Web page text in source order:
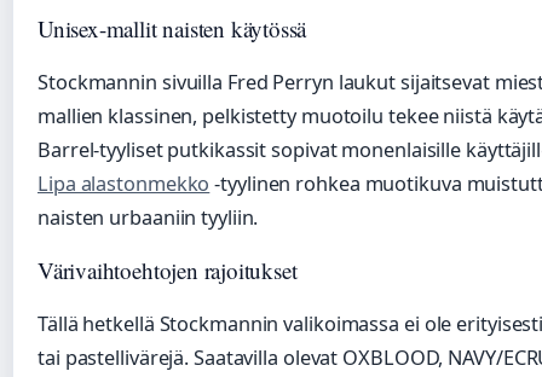
Unisex-mallit naisten käytössä
Stockmannin sivuilla Fred Perryn laukut sijaitsevat
mallien klassinen, pelkistetty muotoilu tekee niistä
Barrel-tyyliset putkikassit sopivat monenlaisille
Lipa alastonmekko -tyylinen rohkea muotikuva
naisten urbaaniin tyyliin.
Värivaihtoehtojen rajoitukset
Tällä hetkellä Stockmannin valikoimassa ei ole
tai pastellivärejä. Saatavilla olevat OXBLOOD, NAVY/